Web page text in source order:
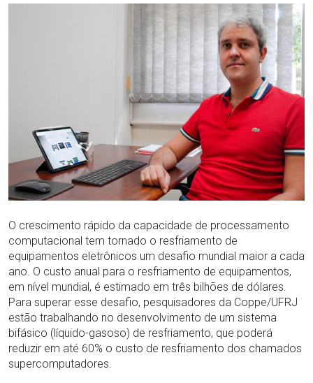
O crescimento rápido da capacidade de processamento
computacional tem tornado o resfriamento de
equipamentos eletrônicos um desafio mundial maior a cada
ano. O custo anual para o resfriamento de equipamentos,
em nível mundial, é estimado em três bilhões de dólares.
Para superar esse desafio, pesquisadores da Coppe/UFRJ
estão trabalhando no desenvolvimento de um sistema
bifásico (líquido-gasoso) de resfriamento, que poderá
reduzir em até 60% o custo de resfriamento dos chamados
supercomputadores.